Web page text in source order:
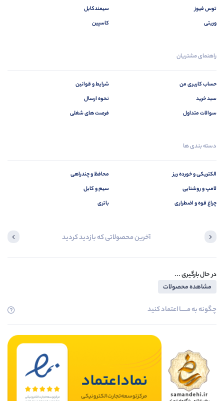
توس فیوز
وریتی
سیمندکابل
کاسپین
راهنمای مشتریان
حساب کاربری من
سبد خرید
سوالات متداول
شرایط و قوانین
نحوه ارسال
فرصت های شغلی
دسته بندی ها
الکتریکی و خورده ریز
لامپ و روشنایی
چراغ قوه و اضطراری
محافظ و چندراهی
سیم و کابل
باتری
آخرین محصولاتی که بازدید کردید
در حال بارگیری ...
مشاهده محصولات
چگونه به مــــــا اعتماد کنید